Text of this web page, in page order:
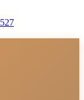
527